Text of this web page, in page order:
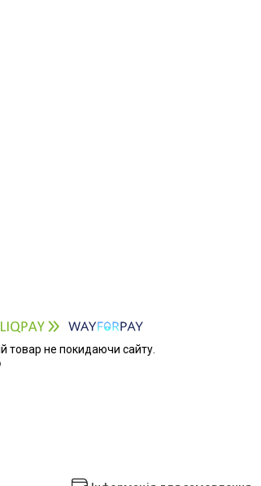
товар не покидаючи сайту.